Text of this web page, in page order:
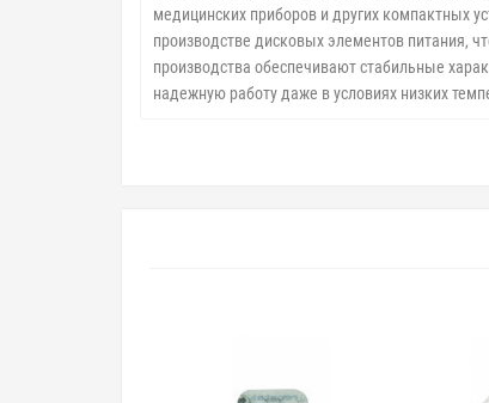
медицинских приборов и других компактных
производстве дисковых элементов питания,
производства обеспечивают стабильные
надежную работу даже в условиях низких